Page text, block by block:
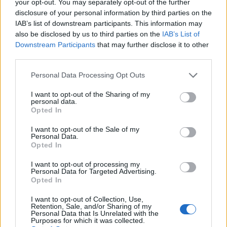
your opt-out. You may separately opt-out of the further
disclosure of your personal information by third parties on the
IAB’s list of downstream participants. This information may
also be disclosed by us to third parties on the IAB’s List of
Downstream Participants that may further disclose it to other
Personal Data Processing Opt Outs
I want to opt-out of the Sharing of my
personal data.
Opted In
I want to opt-out of the Sale of my
Personal Data.
Opted In
I want to opt-out of processing my
Personal Data for Targeted Advertising.
Opted In
I want to opt-out of Collection, Use,
Retention, Sale, and/or Sharing of my
Personal Data that Is Unrelated with the
Purposes for which it was collected.
Τζώρτζης Μονογυιός…
ΤΕΛΕΥΤΑΙΕΣ ΕΙΔΗΣΕΙΣ